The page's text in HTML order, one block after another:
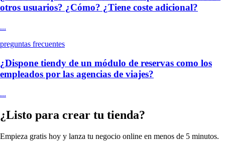
otros usuarios? ¿Cómo? ¿Tiene coste adicional?
...
preguntas frecuentes
¿Dispone tiendy de un módulo de reservas como los
empleados por las agencias de viajes?
...
¿Listo para crear tu tienda?
Empieza gratis hoy y lanza tu negocio online en menos de 5 minutos.